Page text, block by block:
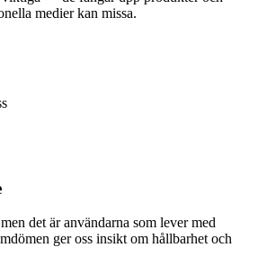
medier kan missa.
det är användarna som lever med
ger oss insikt om hållbarhet och